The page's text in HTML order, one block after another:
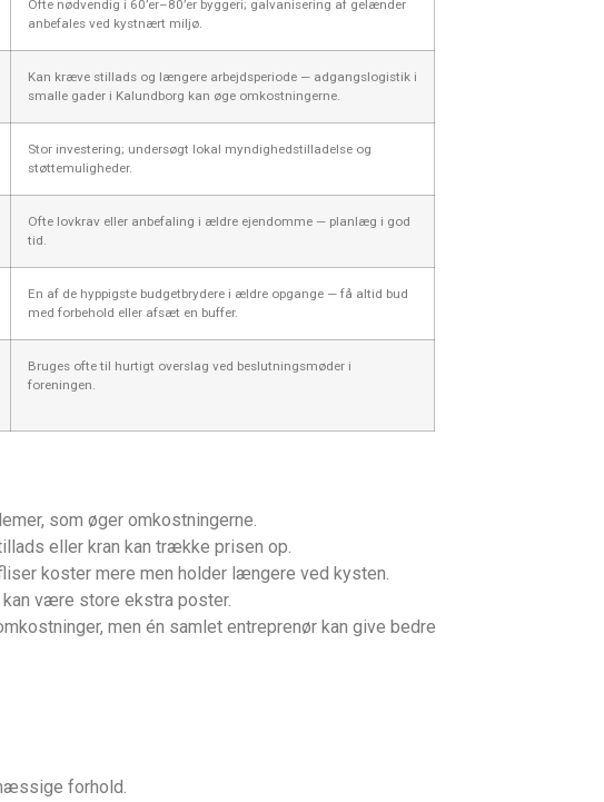
Ofte nødvendig i 60’er–80’er byggeri; galvanisering af gelænder
anbefales ved kystnært miljø.
Kan kræve stillads og længere arbejdsperiode — adgangslogistik i
smalle gader i Kalundborg kan øge omkostningerne.
Stor investering; undersøgt lokal myndighedstilladelse og
støttemuligheder.
Ofte lovkrav eller anbefaling i ældre ejendomme — planlæg i god
tid.
En af de hyppigste budgetbrydere i ældre opgange — få altid bud
med forbehold eller afsæt en buffer.
Bruges ofte til hurtigt overslag ved beslutningsmøder i
foreningen.
som øger omkostningerne.
eller kran kan trække prisen op.
koster mere men holder længere ved kysten.
være store ekstra poster.
men én samlet entreprenør kan give bedre
forhold.